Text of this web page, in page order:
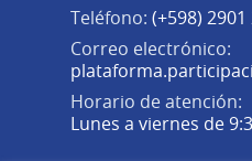
Teléfono: (+598) 2901
Correo electrónico:
Horario de atención:
Lunes a viernes de